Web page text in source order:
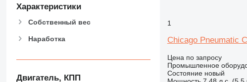
Характеристики
Собственный вес
Наработка
Двигатель, КПП
1
Chicago Pneumatic
Цена по запросу
Промышленное
Состояниеновый